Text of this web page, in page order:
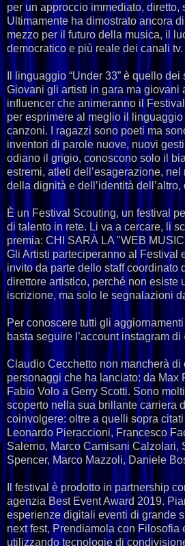
per un approccio immediato, diretto,
Ultimamente ha dimostrato ancora
mezzo per il futuro della musica, il
democratico e più reale dei canali tv.
Il linguaggio “Under 33” è quello
Giovani gli artisti in gara ma giovani
influencer che animeranno il
per esprimere al meglio il
canzoni. I ragazzi sono poeti ma
inventori di parole nuove, nuovi
odiano il grigio, conoscono solo il
estremi, atleti dell’esagerazione,
della dignità e dell’identità dell’altro,
È un Festival Scouting, un festival
di talento in rete. Li va a cercare, li
premia: CHI SARÀ LA "WEB
Gli Artisti parteciperanno al Festival
invito da parte dello staff coordinato
direttore artistico, perché non esiste
iscrizione, ma solo le segnalazioni
Per conoscere tutti gli
basta seguire l’account instagram
Claudio Cecchetto non mancherà di
personaggi che ha lanciato: da Max
Fabio Volo a Gerry Scotti. Sono
scoperto nella sua brillante carriera
coinvolgere: oltre a quelli sopra
Leonardo Pieraccioni, Francesco
Salerno, Marco Camisani Calzolari,
Spencer, Marco Mazzoli, Daniele
Il festival è prodotto in partnership
agenzia Best Event Award 2019.
esperienze digitali eventi di grande
next fest, Prendiamola con Filosofia
utilizzando tecnologie di